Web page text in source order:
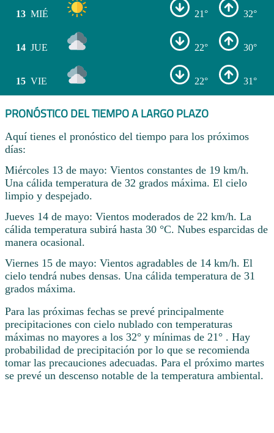
13 MIÉ 21° 32°
14 JUE 22° 30°
15 VIE 22° 31°
PRONÓSTICO DEL TIEMPO A LARGO PLAZO
Aquí tienes el pronóstico del tiempo para los próximos
días:
Miércoles 13 de mayo: Vientos constantes de 19 km/h.
Una cálida temperatura de 32 grados máxima. El cielo
limpio y despejado.
Jueves 14 de mayo: Vientos moderados de 22 km/h. La
cálida temperatura subirá hasta 30 °C. Nubes esparcidas de
manera ocasional.
Viernes 15 de mayo: Vientos agradables de 14 km/h. El
cielo tendrá nubes densas. Una cálida temperatura de 31
grados máxima.
Para las próximas fechas se prevé principalmente
precipitaciones con cielo nublado con temperaturas
máximas no mayores a los 32° y mínimas de 21° . Hay
probabilidad de precipitación por lo que se recomienda
tomar las precauciones adecuadas. Para el próximo martes
se prevé un descenso notable de la temperatura ambiental.